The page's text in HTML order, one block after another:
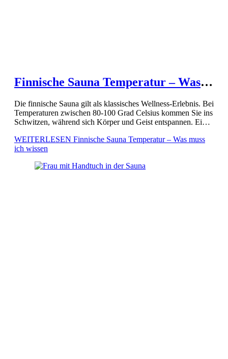
Finnische Sauna Temperatur – Was
Die finnische Sauna gilt als klassisches Wellness-Erlebnis. Bei
Temperaturen zwischen 80-100 Grad Celsius kommen Sie ins
Schwitzen, während sich Körper und Geist entspannen. Eine
gewährleisten und den […]
WEITERLESEN Finnische Sauna Temperatur – Was muss
ich wissen